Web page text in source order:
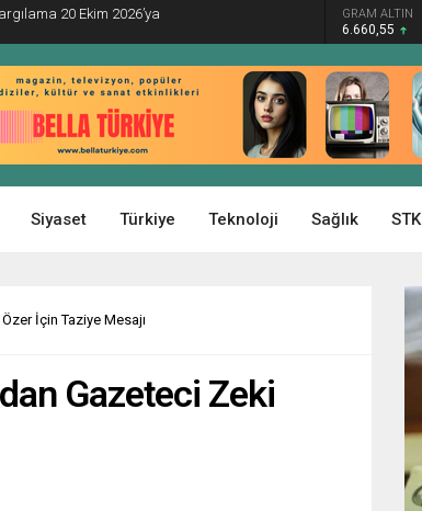
20 Ekim 2026’ya
GRAM ALTIN
6.660,55
Siyaset Türkiye Teknoloji Sağlık STK
İçin Taziye Mesajı
Gazeteci Zeki